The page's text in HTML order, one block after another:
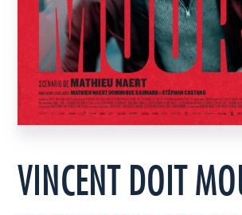
VINCENT DOIT